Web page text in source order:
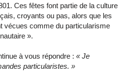
Ces fêtes font partie de la culture
croyants ou pas, alors que les
vécues comme du particularisme
».
à vous répondre : « Je
particularistes. »